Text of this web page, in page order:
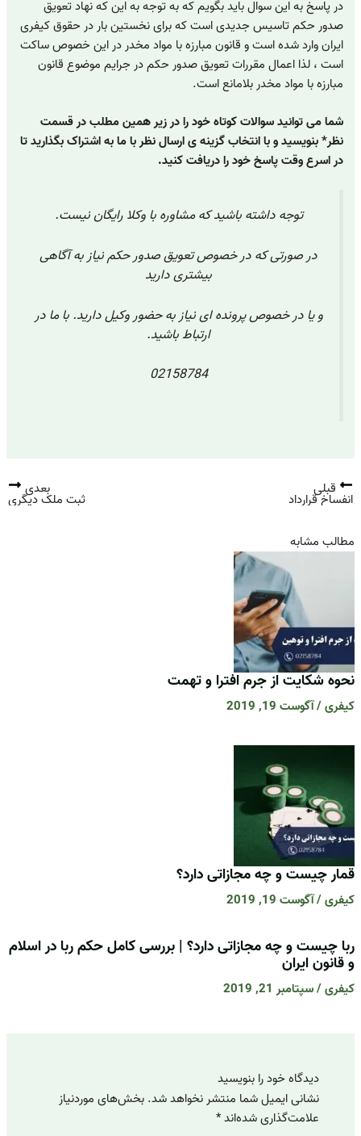
در پاسخ به این سوال باید بگویم که به توجه به این که نهاد تعویق
صدور حکم تاسیس جدیدی است که برای نخستین بار در حقوق کیفری
ایران وارد شده است و قانون مبارزه با مواد مخدر در این خصوص ساکت
است ، لذا اعمال مقررات تعویق صدور حکم در جرایم موضوع قانون
مبارزه با مواد مخدر بلامانع است.
شما می توانید سوالات کوتاه خود را در زیر همین مطلب در قسمت
نظر* بنویسید و با انتخاب گزینه ی ارسال نظر با ما به اشتراک بگذارید تا
در اسرع وقت پاسخ خود را دریافت کنید.
توجه داشته باشید که مشاوره با وکلا رایگان نیست.
در صورتی که در خصوص تعویق صدور حکم نیاز به آگاهی
بیشتری دارید
و یا در خصوص پرونده ای نیاز به حضور وکیل دارید. با ما در
ارتباط باشید.
02158784
قبلی
انفساخ قرارداد
بعدی
ثبت ملک دیگری
مطالب مشابه
نحوه شکایت از جرم افترا و تهمت
کیفری/آگوست 19, 2019
قمار چیست و چه مجازاتی دارد؟
کیفری/آگوست 19, 2019
ربا چیست و چه مجازاتی دارد؟ | بررسی کامل حکم ربا در اسلام
و قانون ایران
کیفری/سپتامبر 21, 2019
دیدگاه‌ خود را بنویسید
نشانی ایمیل شما منتشر نخواهد شد. بخش‌های موردنیاز
علامت‌گذاری شده‌اند*